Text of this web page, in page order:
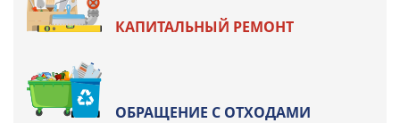
КАПИТАЛЬНЫЙ РЕМОНТ
ОБРАЩЕНИЕ С ОТХОДАМИ